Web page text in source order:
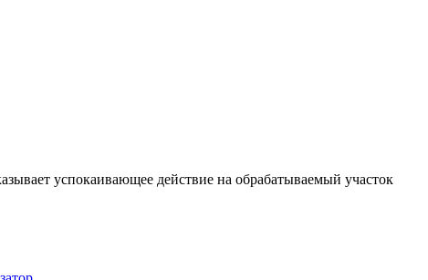
успокаивающее действие на обрабатываемый участок